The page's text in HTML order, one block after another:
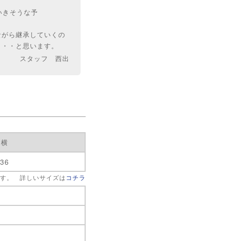
そうな予
ら継承していくの
・と思います。
スタッフ 西出
横
36
。 詳しいサイズは コチラ